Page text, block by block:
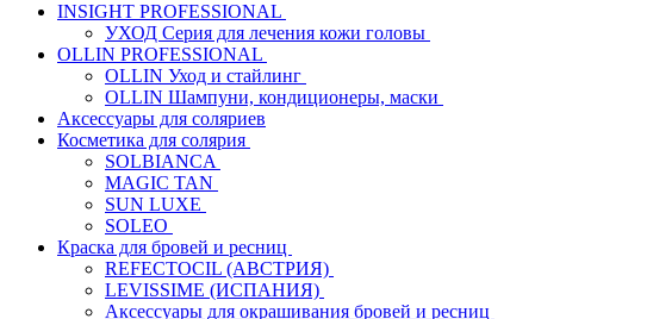
INSIGHT PROFESSIONAL
УХОД Серия для лечения кожи головы
OLLIN PROFESSIONAL
OLLIN Уход и стайлинг
OLLIN Шампуни, кондиционеры, маски
Аксессуары для соляриев
Косметика для солярия
SOLBIANCA
MAGIC TAN
SUN LUXE
SOLEO
Краска для бровей и ресниц
REFECTOCIL (АВСТРИЯ)
LEVISSIME (ИСПАНИЯ)
Аксессуары для окрашивания бровей и ресниц